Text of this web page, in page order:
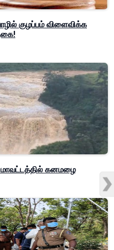
குழப்பம் விளைவிக்க
மாவட்டத்தில் கனமழை